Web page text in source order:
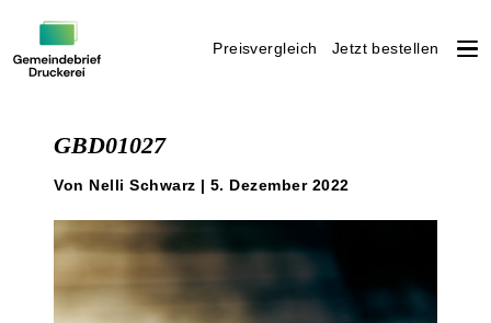
Preisvergleich Jetzt bestellen
GBD01027
Von Nelli Schwarz | 5. Dezember 2022